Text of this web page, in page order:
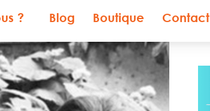
? Blog Boutique Contact